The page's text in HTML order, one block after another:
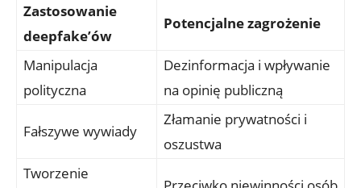
Zastosowanie
deepfake’ów
Potencjalne zagrożenie
Manipulacja
polityczna
Dezinformacja i wpływanie
na opinię publiczną
Fałszywe ‍wywiady
Złamanie prywatności i
oszustwa
Tworzenie